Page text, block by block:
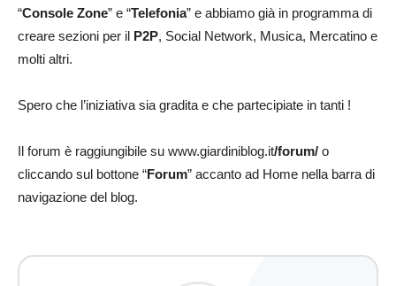
“Console Zone” e “Telefonia” e abbiamo già in programma di
creare sezioni per il P2P, Social Network, Musica, Mercatino e
molti altri.
Spero che l’iniziativa sia gradita e che partecipiate in tanti !
Il forum è raggiungibile su www.giardiniblog.it/forum/ o
cliccando sul bottone “Forum” accanto ad Home nella barra di
navigazione del blog.